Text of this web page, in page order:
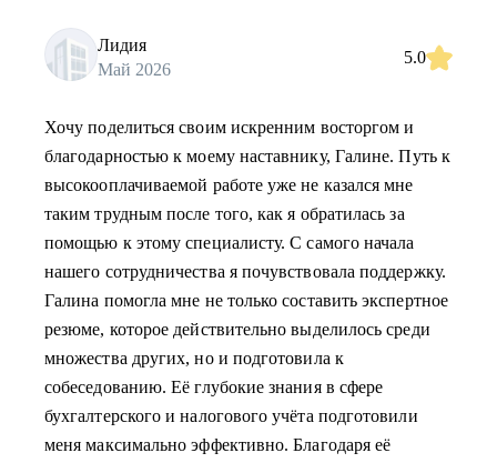
Лидия
Май 2026
5.0
Хочу поделиться своим искренним восторгом и
благодарностью к моему наставнику, Галине. Путь к
высокооплачиваемой работе уже не казался мне
таким трудным после того, как я обратилась за
помощью к этому специалисту. С самого начала
нашего сотрудничества я почувствовала поддержку.
Галина помогла мне не только составить экспертное
резюме, которое действительно выделилось среди
множества других, но и подготовила к
собеседованию. Её глубокие знания в сфере
бухгалтерского и налогового учёта подготовили
меня максимально эффективно. Благодаря её